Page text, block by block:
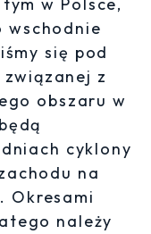
w Polsce,
wschodnie
się pod
z
obszaru w
cyklony
na
Okresami
należy